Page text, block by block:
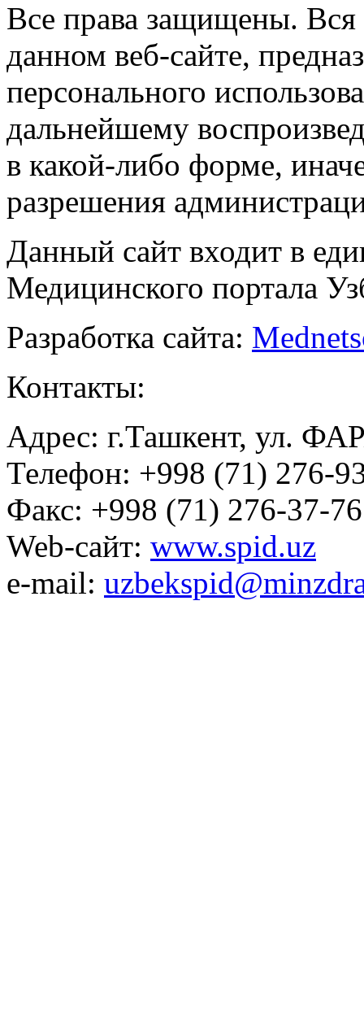
Все права защищены.
данном веб-сайте,
персонального
дальнейшему
в какой-либо форме,
разрешения
Данный сайт входит в
Медицинского портала
Разработка сайта:
Контакты:
Адрес: г.Ташкент, ул.
Телефон: +998 (71) 276-
Факс: +998 (71) 276-37-76
Web-сайт: www.spid.uz
e-mail: